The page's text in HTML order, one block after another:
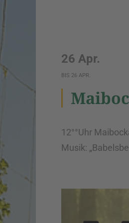
26 Apr.
BIS 26 APR.
12°°Uhr
Musik: